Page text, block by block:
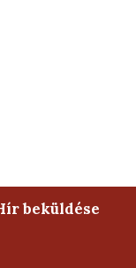
beküldése